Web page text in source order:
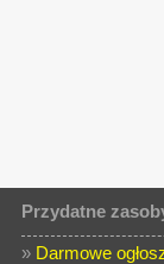
Przydatne
» Darmowe